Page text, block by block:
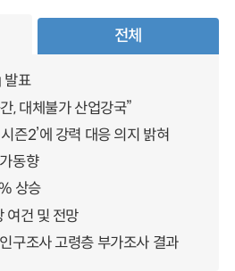
전체
발표
, 대체불가 산업강국”
즌2’에 강력 대응 의지 밝혀
동향
상승
여건 및 전망
구조사 고령층 부가조사 결과